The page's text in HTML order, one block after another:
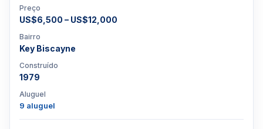
Preço
US$6,500 – US$12,000
Bairro
Key Biscayne
Construído
1979
Aluguel
9 aluguel